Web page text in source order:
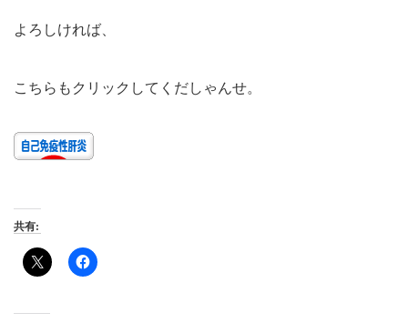
よろしければ、
こちらもクリックしてくだしゃんせ。
共有: